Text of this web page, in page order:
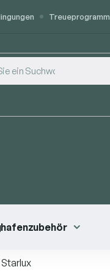
Treueprogramm
Starlux